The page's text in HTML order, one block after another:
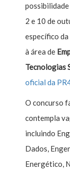
2 e 10 de
específico
à área de
Tecnologias
oficial da
O concurso
contempla
incluindo
Dados,
Energético,